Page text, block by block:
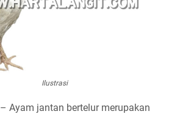
Ilustrasi
– Ayam jantan bertelur merupakan